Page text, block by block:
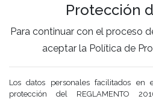
Protección
Para continuar con el proceso
aceptar la Política de
Los datos personales facilitados
protección del REGLAMENTO